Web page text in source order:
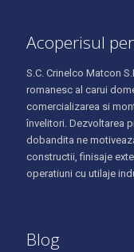
Acoperisul
S.C. Crinelco Matcon
romanesc al carui
comercializarea si
învelitori. Dezvoltarea
dobandita ne
constructii, finisaje
operatiuni cu utilaje
Blog